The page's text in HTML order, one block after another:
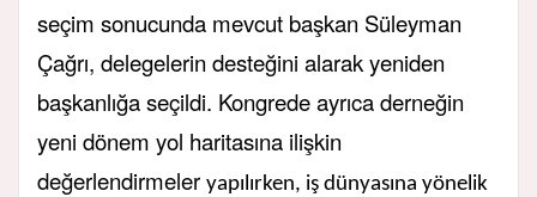
seçim sonucunda mevcut başkan Süleyman
Çağrı, delegelerin desteğini alarak yeniden
başkanlığa seçildi. Kongrede ayrıca derneğin
yeni dönem yol haritasına ilişkin
değerlendirmeler yapılırken, iş dünyasına yönelik